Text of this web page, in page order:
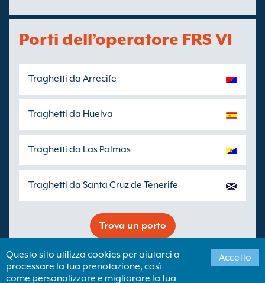
Porti dell’operatore FRS VI
Traghetti da Arrecife
Traghetti da Huelva
Traghetti da Las Palmas
Traghetti da Santa Cruz de Tenerife
Trova un porto
Copyright ©Newincco 1399 Limited
Questo sito utilizza cookies per aiutarci a
processare la tua prenotazione, così
come personalizzare e migliorare la tua
Accetto